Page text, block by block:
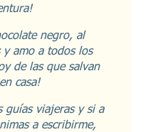
negro, al
y amo a todos los
de las que salvan
casa!
guías viajeras y si a
a escribirme,